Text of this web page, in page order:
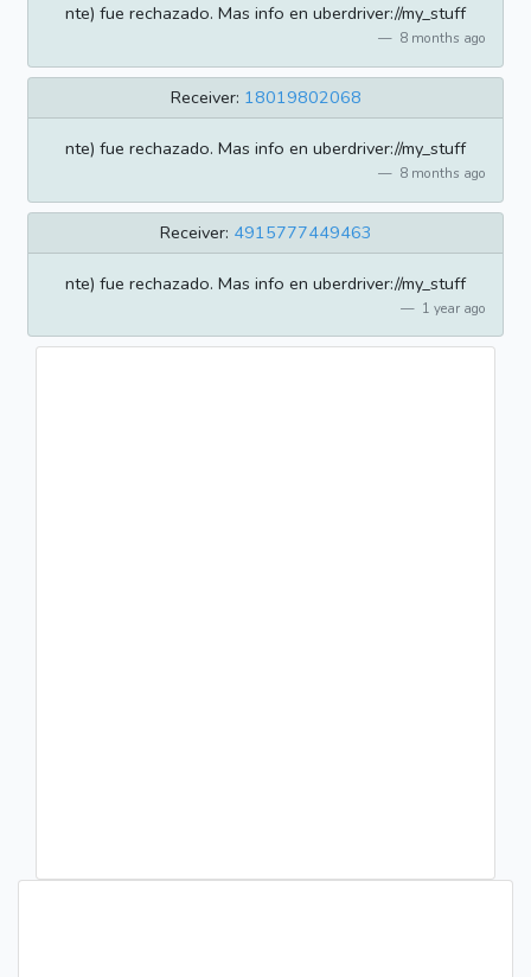
nte) fue rechazado. Mas info en uberdriver://my_stuff
8 months ago
Receiver: 18019802068
nte) fue rechazado. Mas info en uberdriver://my_stuff
8 months ago
Receiver: 4915777449463
nte) fue rechazado. Mas info en uberdriver://my_stuff
1 year ago